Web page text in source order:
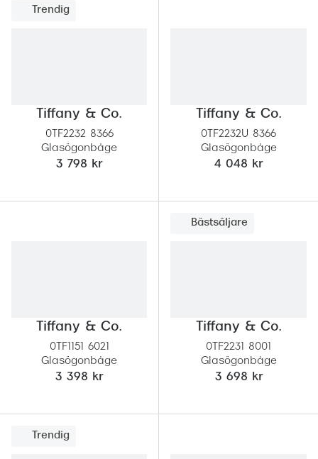
Burberry
Emporio
Trendig
Tiffany & Co.
0TF2232 8366
Glasögonbåge
3 798 kr
Tiffany & Co.
0TF2232U 8366
Glasögonbåge
4 048 kr
Tiffany & Co.
0TF1151 6021
Glasögonbåge
3 398 kr
Bästsäljare
Tiffany & Co.
0TF2231 8001
Glasögonbåge
3 698 kr
Trendig